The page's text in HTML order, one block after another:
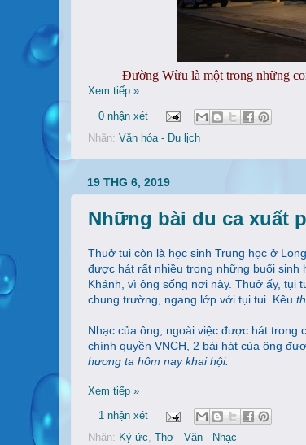
Đường Wừu là một trong những
Xem tiếp »
0 nhận xét
Nhãn: Văn hóa - Du lịch
19 THG 6, 2019
Những bài du ca xuất
Thuở tui còn là học sinh Trung học ở
được hát rất nhiều trong những buổi sinh
Khánh, vì ông sống nơi này. Thuở ấy, tụi
chung trường, ngang lớp với tụi tui. Kêu
Nhạc của ông, ngoài việc được hát trong
chính quyền VNCH, 2 bài hát của ông
hương ta hôm nay khai hội.
Xem tiếp »
1 nhận xét
Nhãn: Ký ức, Thơ - Văn - Nhạc